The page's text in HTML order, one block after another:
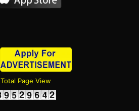
Total Page View